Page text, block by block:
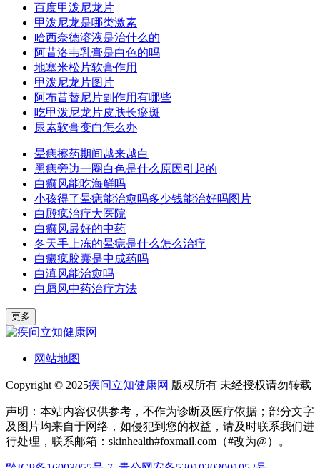
百度甲泼尼龙片
甲泼尼龙是哪类激素
哈西奈德溶液是治什么的
阿昔洛韦乳膏是白色的吗
地塞米松片软膏作用
甲泼尼龙片图片
阿布昔替尼片副作用有哪些
吃甲泼尼龙片皮肤长瘀斑
尿素软膏变白怎么办
晕痣擦药期间越来越白
黑痣旁边一圈白色是什么原因引起的
白癫风能吃海鲜吗
小孩得了晕痣能治愈吗多少钱能治好吗图片
白殿疯治疗大医院
白癫风最好的中药
冬天手上冻的晕痣是什么怎么治疗
白癜疯胶囊是中成药吗
白滇风能治愈吗
白屑风中药治疗方法
更多
网站地图
Copyright © 2025疾问立知健康网 版权所有 未经授权请勿转载
声明：本站内容仅供参考，不作为诊断及医疗依据；部分文字
及图片均来自于网络，如侵犯到您的权益，请及时联系我们进
行处理，联系邮箱：skinhealth#foxmail.com（#改为@）。